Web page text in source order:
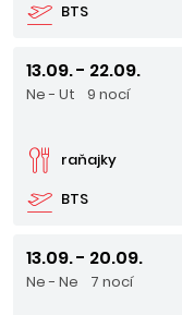
BTS
13.09. - 22.09.
Ne - Ut 9 nocí
BTS
raňajky
13.09. - 20.09.
Ne - Ne 7 nocí